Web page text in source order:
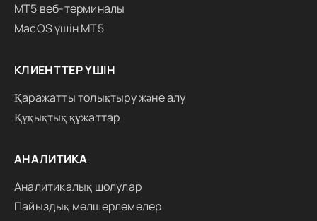
MT5 веб-терминалы
MacOS үшін MT5
КЛИЕНТТЕР ҮШІН
Қаражатты толықтыру және алу
Құқықтық құжаттар
АНАЛИТИКА
Аналитикалық шолулар
Пайыздық мөлшерлемелер